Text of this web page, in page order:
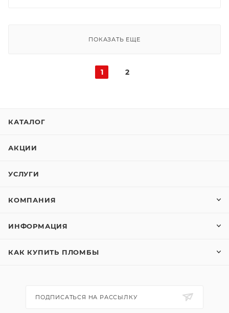
ПОКАЗАТЬ ЕЩЕ
1 2
КАТАЛОГ
АКЦИИ
УСЛУГИ
КОМПАНИЯ
ИНФОРМАЦИЯ
КАК КУПИТЬ ПЛОМБЫ
ПОДПИСАТЬСЯ НА РАССЫЛКУ